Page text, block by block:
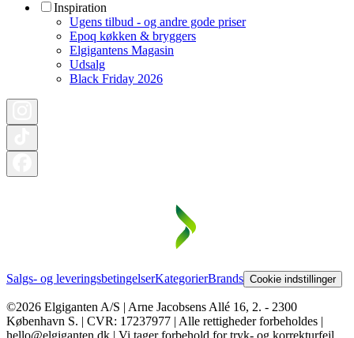
Inspiration
Ugens tilbud - og andre gode priser
Epoq køkken & bryggers
Elgigantens Magasin
Udsalg
Black Friday 2026
Salgs- og leveringsbetingelserKategorierBrands Cookie indstillinger
©2026 Elgiganten A/S | Arne Jacobsens Allé 16, 2. - 2300
København S. | CVR: 17237977 | Alle rettigheder forbeholdes |